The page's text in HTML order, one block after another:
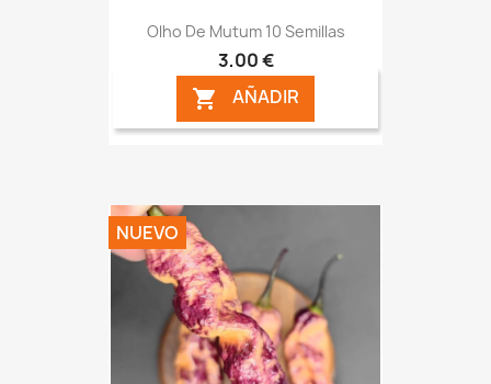
Olho De Mutum 10 Semillas
3,00 €
 AÑADIR
NUEVO